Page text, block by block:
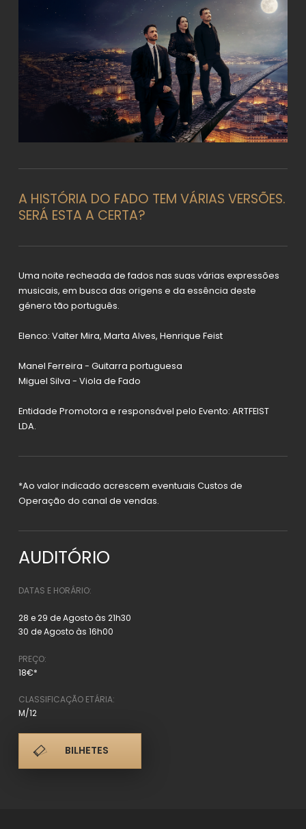
A HISTÓRIA DO FADO TEM VÁRIAS VERSÕES.
SERÁ ESTA A CERTA?
Uma noite recheada de fados nas suas várias expressões
musicais, em busca das origens e da essência deste
género tão português.
Elenco: Valter Mira, Marta Alves, Henrique Feist
Manel Ferreira - Guitarra portuguesa
Miguel Silva - Viola de Fado
Entidade Promotora e responsável pelo Evento: ARTFEIST
LDA.
*Ao valor indicado acrescem eventuais Custos de
Operação do canal de vendas.
AUDITÓRIO
DATAS E HORÁRIO:
28 e 29 de Agosto às 21h30
30 de Agosto às 16h00
PREÇO:
18€*
CLASSIFICAÇÃO ETÁRIA:
M/12
BILHETES